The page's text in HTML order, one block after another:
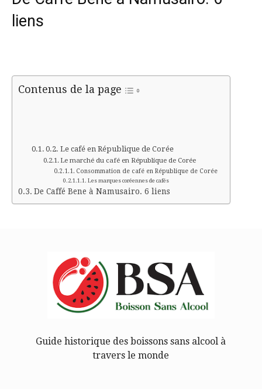
liens
Contenus de la page
Le café en République de Corée
Le marché du café en République de Corée
Consommation de café en République de Corée
Les marques coréennes de cafés
De Caffé Bene à Namusairo. 6 liens
Guide historique des boissons sans alcool à
travers le monde